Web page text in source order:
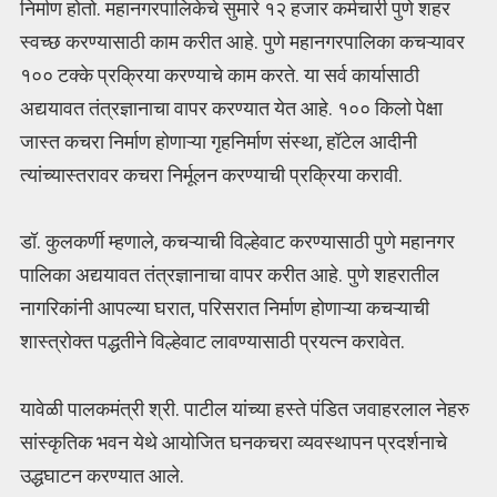
निर्माण होतो. महानगरपालिकेचे सुमारे १२ हजार कर्मचारी पुणे शहर
स्वच्छ करण्यासाठी काम करीत आहे. पुणे महानगरपालिका कचऱ्यावर
१०० टक्के प्रक्रिया करण्याचे काम करते. या सर्व कार्यासाठी
अद्ययावत तंत्रज्ञानाचा वापर करण्यात येत आहे. १०० किलो पेक्षा
जास्त कचरा निर्माण होणाऱ्या गृहनिर्माण संस्था, हॉटेल आदीनी
त्यांच्यास्तरावर कचरा निर्मूलन करण्याची प्रक्रिया करावी.
डॉ. कुलकर्णी म्हणाले, कचऱ्याची विल्हेवाट करण्यासाठी पुणे महानगर
पालिका अद्ययावत तंत्रज्ञानाचा वापर करीत आहे. पुणे शहरातील
नागरिकांनी आपल्या घरात, परिसरात निर्माण होणाऱ्या कचऱ्याची
शास्त्रोक्त पद्धतीने विल्हेवाट लावण्यासाठी प्रयत्न करावेत.
यावेळी पालकमंत्री श्री. पाटील यांच्या हस्ते पंडित जवाहरलाल नेहरु
सांस्कृतिक भवन येथे आयोजित घनकचरा व्यवस्थापन प्रदर्शनाचे
उद्धघाटन करण्यात आले.